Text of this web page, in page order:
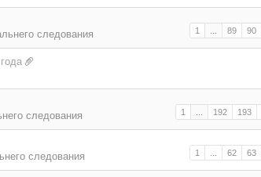
1 89 90
следования
1 192 193
следования
1 62 63
следования